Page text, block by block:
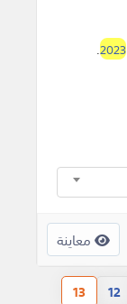
2023
.
معاينة
12
13